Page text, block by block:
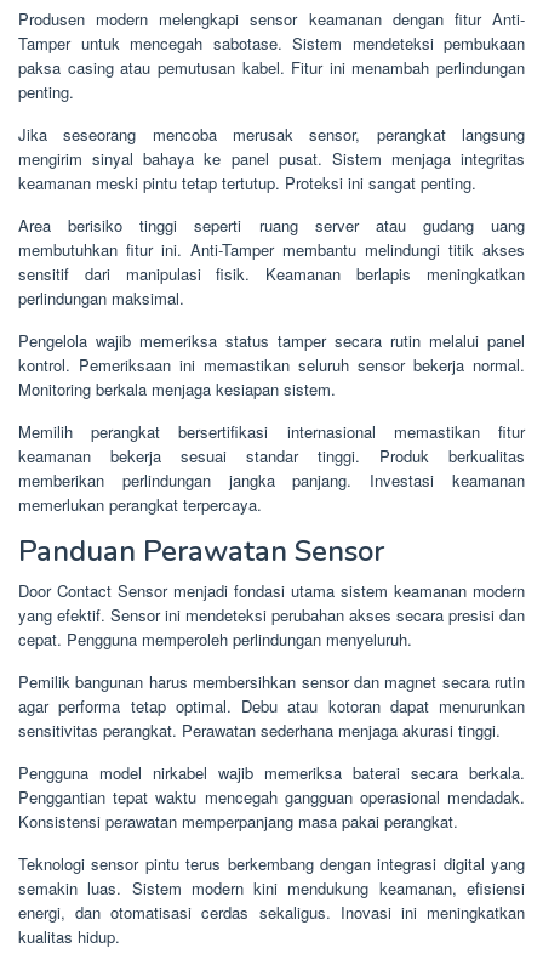
Produsen modern melengkapi sensor keamanan dengan fitur Anti-
Tamper untuk mencegah sabotase. Sistem mendeteksi pembukaan
paksa casing atau pemutusan kabel. Fitur ini menambah perlindungan
penting.
Jika seseorang mencoba merusak sensor, perangkat langsung
mengirim sinyal bahaya ke panel pusat. Sistem menjaga integritas
keamanan meski pintu tetap tertutup. Proteksi ini sangat penting.
Area berisiko tinggi seperti ruang server atau gudang uang
membutuhkan fitur ini. Anti-Tamper membantu melindungi titik akses
sensitif dari manipulasi fisik. Keamanan berlapis meningkatkan
perlindungan maksimal.
Pengelola wajib memeriksa status tamper secara rutin melalui panel
kontrol. Pemeriksaan ini memastikan seluruh sensor bekerja normal.
Monitoring berkala menjaga kesiapan sistem.
Memilih perangkat bersertifikasi internasional memastikan fitur
keamanan bekerja sesuai standar tinggi. Produk berkualitas
memberikan perlindungan jangka panjang. Investasi keamanan
memerlukan perangkat terpercaya.
Panduan Perawatan Sensor
Door Contact Sensor menjadi fondasi utama sistem keamanan modern
yang efektif. Sensor ini mendeteksi perubahan akses secara presisi dan
cepat. Pengguna memperoleh perlindungan menyeluruh.
Pemilik bangunan harus membersihkan sensor dan magnet secara rutin
agar performa tetap optimal. Debu atau kotoran dapat menurunkan
sensitivitas perangkat. Perawatan sederhana menjaga akurasi tinggi.
Pengguna model nirkabel wajib memeriksa baterai secara berkala.
Penggantian tepat waktu mencegah gangguan operasional mendadak.
Konsistensi perawatan memperpanjang masa pakai perangkat.
Teknologi sensor pintu terus berkembang dengan integrasi digital yang
semakin luas. Sistem modern kini mendukung keamanan, efisiensi
energi, dan otomatisasi cerdas sekaligus. Inovasi ini meningkatkan
kualitas hidup.